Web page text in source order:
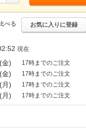
べる お気に入りに登録
現在
(金) 17時までのご注文
(金) 17時までのご注文
(月) 17時までのご注文
(月) 17時までのご注文